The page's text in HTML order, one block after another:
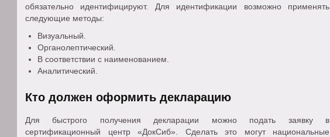
обязательно идентифицируют. Для идентификации возможно применять
следующие методы:
Визуальный.
Органолептический.
В соответствии с наименованием.
Аналитический.
Кто должен оформить декларацию
Для быстрого получения декларации можно подать заявку в
сертификационный центр «ДокСиб». Сделать это могут национальные